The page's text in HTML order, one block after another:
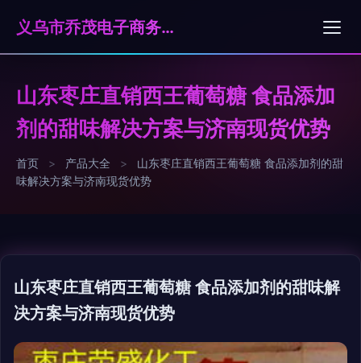
义乌市乔茂电子商务有限公司
山东枣庄直销西王葡萄糖 食品添加
剂的甜味解决方案与济南现货优势
首页 > 产品大全 >
山东枣庄直销西王葡萄糖 食品添加剂的甜
味解决方案与济南现货优势
山东枣庄直销西王葡萄糖 食品添加剂的甜味解
决方案与济南现货优势